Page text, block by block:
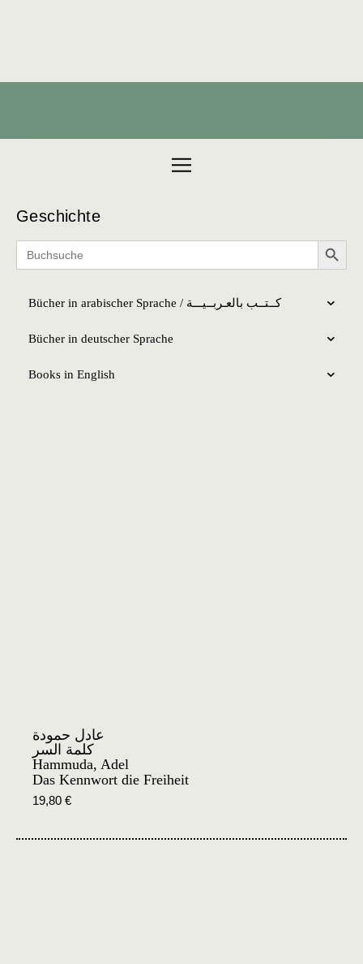
Geschichte
Search
for:
Search
Bücher in arabischer Sprache / كــتــب بالعـربــیـــة
Bücher in deutscher Sprache
Books in English
عادل حمودة
كلمة السر
Hammuda, Adel
Das Kennwort die Freiheit
19,80 €